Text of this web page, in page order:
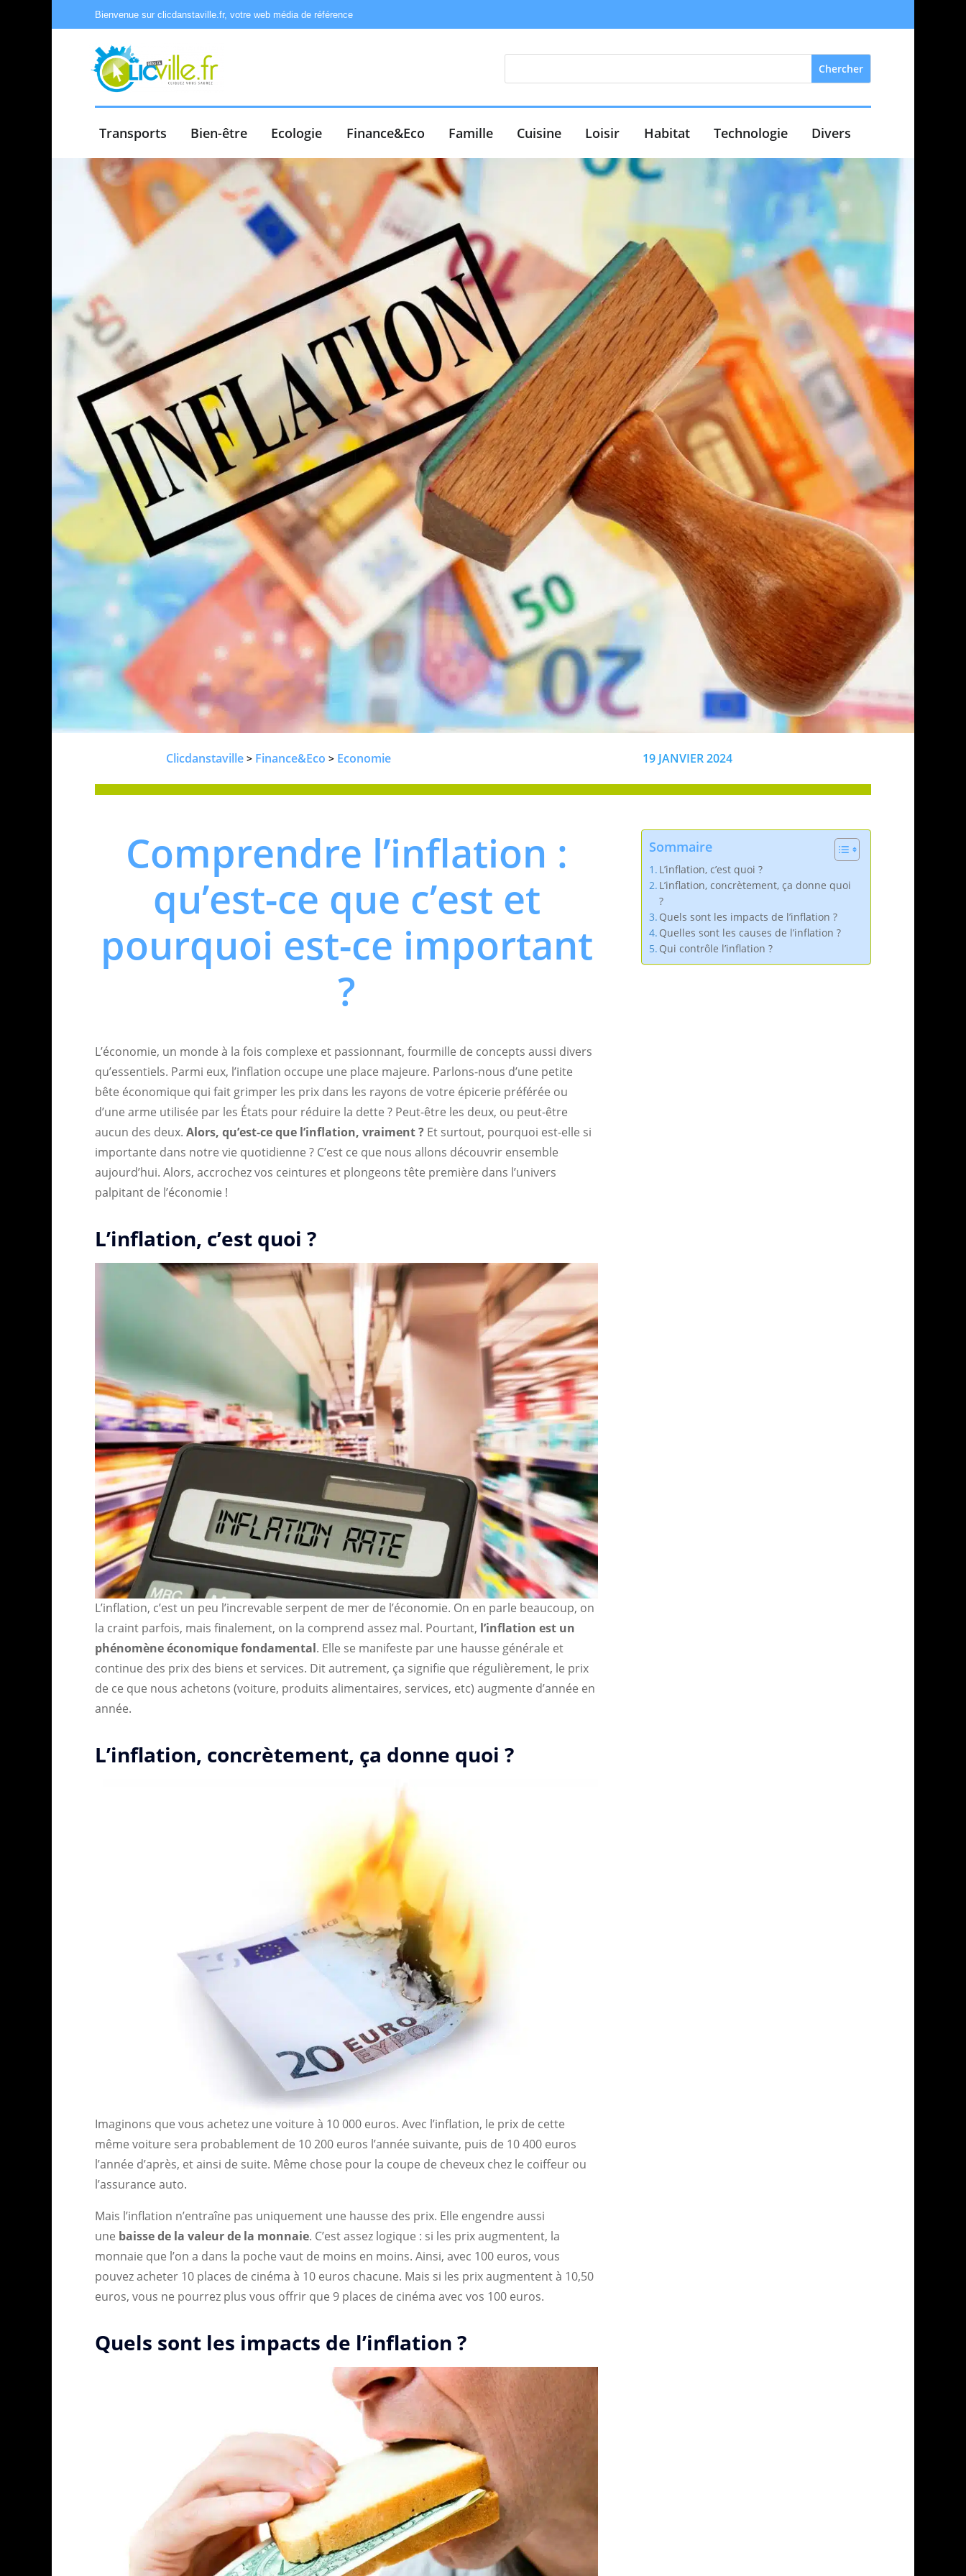
Bienvenue sur clicdanstaville.fr, votre web média de référence
Transports Bien-être Ecologie Finance&Eco Famille Cuisine Loisir Habitat Technologie Divers
Clicdanstaville> Finance&Eco > Economie 19 JANVIER 2024
Comprendre l’inflation :
qu’est-ce que c’est et
pourquoi est-ce important
?
L’économie, un monde à la fois complexe et passionnant, fourmille de concepts aussi divers
qu’essentiels. Parmi eux, l’inflation occupe une place majeure. Parlons-nous d’une petite
bête économique qui fait grimper les prix dans les rayons de votre épicerie préférée ou
d’une arme utilisée par les États pour réduire la dette ? Peut-être les deux, ou peut-être
aucun des deux. Alors, qu’est-ce que l’inflation, vraiment ? Et surtout, pourquoi est-elle si
importante dans notre vie quotidienne ? C’est ce que nous allons découvrir ensemble
aujourd’hui. Alors, accrochez vos ceintures et plongeons tête première dans l’univers
palpitant de l’économie !
L’inflation, c’est quoi ?
L’inflation, c’est un peu l’increvable serpent de mer de l’économie. On en parle beaucoup, on
la craint parfois, mais finalement, on la comprend assez mal. Pourtant, l’inflation est un
phénomène économique fondamental. Elle se manifeste par une hausse générale et
continue des prix des biens et services. Dit autrement, ça signifie que régulièrement, le prix
de ce que nous achetons (voiture, produits alimentaires, services, etc) augmente d’année en
année.
L’inflation, concrètement, ça donne quoi ?
Imaginons que vous achetez une voiture à 10 000 euros. Avec l’inflation, le prix de cette
même voiture sera probablement de 10 200 euros l’année suivante, puis de 10 400 euros
l’année d’après, et ainsi de suite. Même chose pour la coupe de cheveux chez le coiffeur ou
l’assurance auto.
Mais l’inflation n’entraîne pas uniquement une hausse des prix. Elle engendre aussi
une baisse de la valeur de la monnaie. C’est assez logique : si les prix augmentent, la
monnaie que l’on a dans la poche vaut de moins en moins. Ainsi, avec 100 euros, vous
pouvez acheter 10 places de cinéma à 10 euros chacune. Mais si les prix augmentent à 10,50
euros, vous ne pourrez plus vous offrir que 9 places de cinéma avec vos 100 euros.
Quels sont les impacts de l’inflation ?
Sommaire
L’inflation, c’est quoi ?
L’inflation, concrètement, ça donne quoi
?
Quels sont les impacts de l’inflation ?
Quelles sont les causes de l’inflation ?
Qui contrôle l’inflation ?